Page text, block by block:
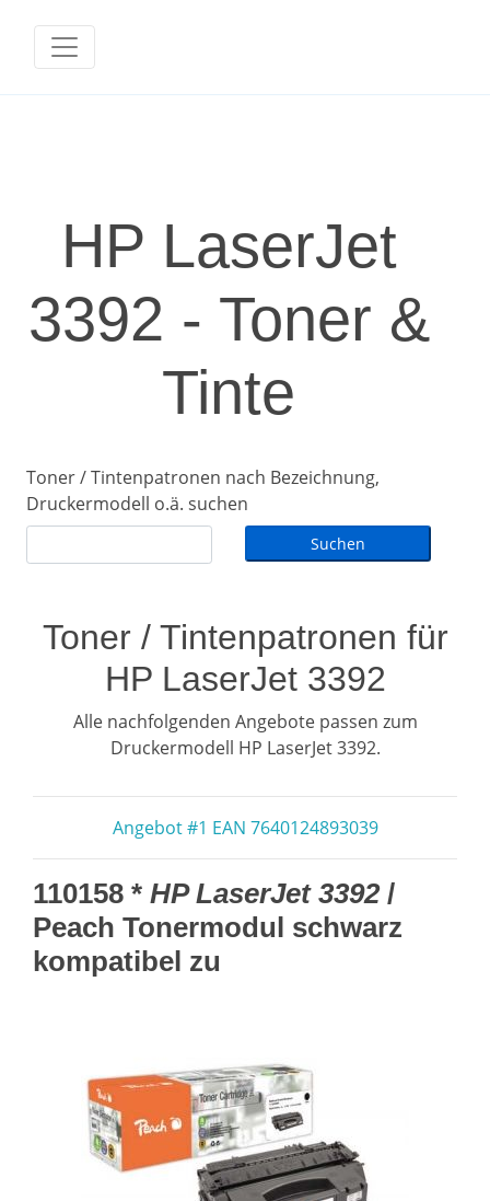
HP LaserJet
3392 - Toner &
Tinte
Toner / Tintenpatronen nach Bezeichnung,
Druckermodell o.ä. suchen
Toner / Tintenpatronen für
HP LaserJet 3392
Alle nachfolgenden Angebote passen zum
Druckermodell HP LaserJet 3392.
Angebot #1 EAN 7640124893039
110158 * HP LaserJet 3392/
Peach Tonermodul schwarz
kompatibel zu